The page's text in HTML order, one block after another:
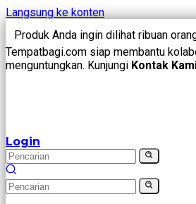
Langsung ke konten
Produk Anda ingin dilihat ribuan
Tempatbagi.com siap membantu
menguntungkan. Kunjungi Kontak
Login